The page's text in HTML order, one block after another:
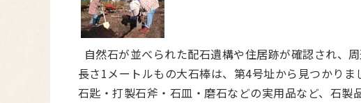
自然石が並べられた配石遺構や住居跡が確認され、
長さ1メートルもの大石棒は、第4号址から見つかり
石匙・打製石斧・石皿・磨石などの実用品など、石